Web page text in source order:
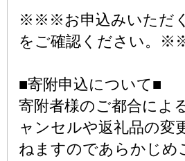
※※※お申込みいただ
をご確認ください。
■寄附申込について■
寄附者様のご都合によ
ャンセルや返礼品の変
ねますのであらかじめ